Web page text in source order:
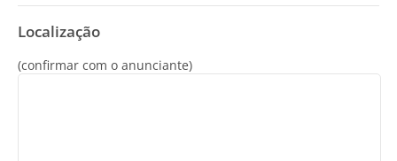
Localização
(confirmar com o anunciante)